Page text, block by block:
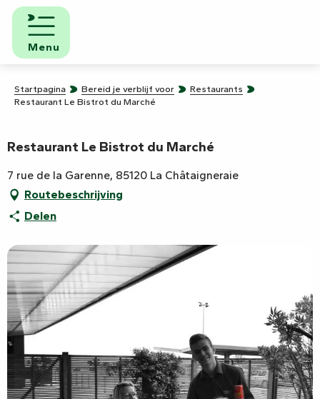
Aller
contenu
principal
Menu
Startpagina Bereid je verblijf voor
Restaurants
Restaurant Le Bistrot du Marché
Restaurant Le Bistrot du Marché
7 rue de la Garenne, 85120 La Châtaigneraie
Routebeschrijving
Delen